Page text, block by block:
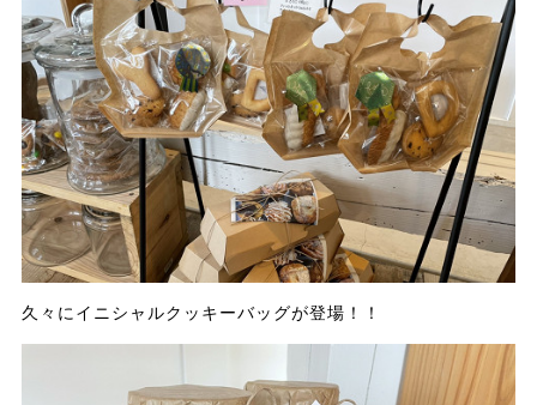
久々にイニシャルクッキーバッグが登場！！